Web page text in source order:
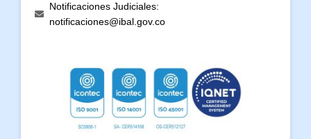
Notificaciones Judiciales:
notificaciones@ibal.gov.co